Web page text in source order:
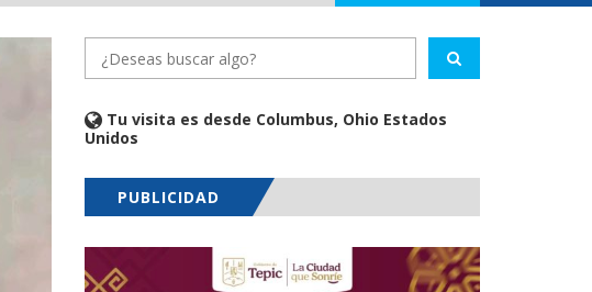
Tu visita es desde Columbus, Ohio Estados
Unidos
PUBLICIDAD